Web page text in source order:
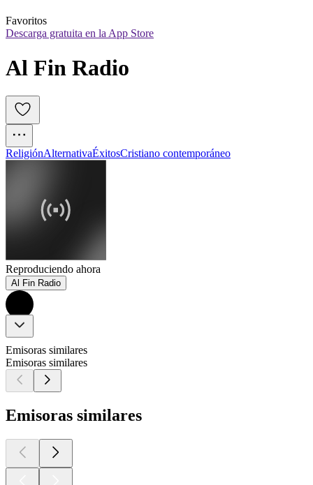
Favoritos
Descarga gratuita en la App Store
Al Fin Radio
ReligiónAlternativaÉxitosCristiano contemporáneo
Reproduciendo ahora
Al Fin Radio
Emisoras similares
Emisoras similares
Emisoras similares